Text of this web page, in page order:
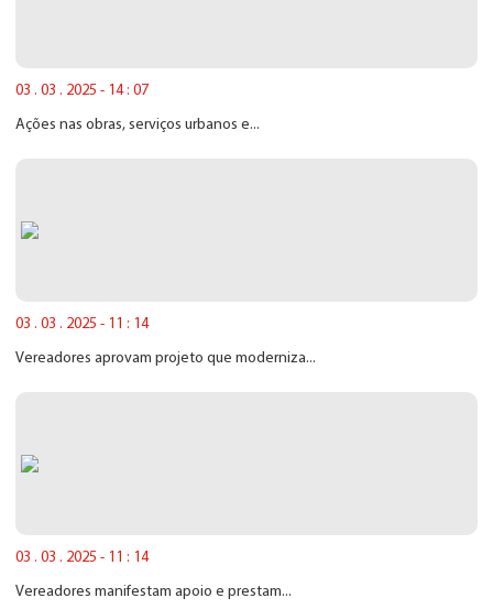
03 . 03 . 2025 - 14 : 07
Ações nas obras, serviços urbanos e...
03 . 03 . 2025 - 11 : 14
Vereadores aprovam projeto que moderniza...
03 . 03 . 2025 - 11 : 14
Vereadores manifestam apoio e prestam...